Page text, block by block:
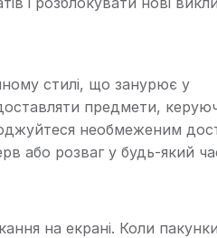
стилі, що занурює у
предмети,
необмеженим
або розваг у будь-який
на екрані. Коли